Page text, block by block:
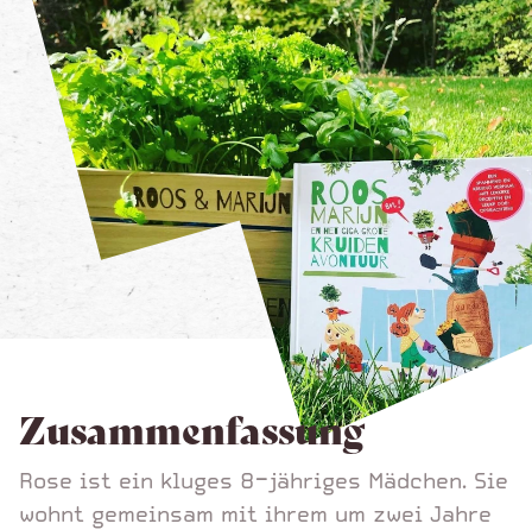
Zusammenfassung
Rose ist ein kluges 8-jähriges Mädchen. Sie
wohnt gemeinsam mit ihrem um zwei Jahre